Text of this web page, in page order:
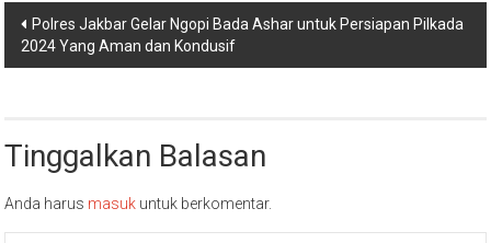
Navigasi
pos
Polres Jakbar Gelar Ngopi Bada Ashar untuk Persiapan Pilkada
2024 Yang Aman dan Kondusif
Tinggalkan Balasan
Anda harus masuk untuk berkomentar.